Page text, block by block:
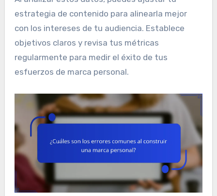
estrategia de contenido para alinearla mejor
con los intereses de tu audiencia. Establece
objetivos claros y revisa tus métricas
regularmente para medir el éxito de tus
esfuerzos de marca personal.